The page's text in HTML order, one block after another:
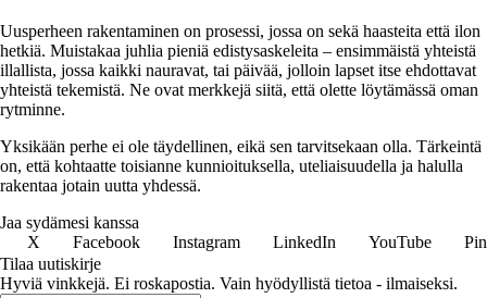
Uusperheen rakentaminen on prosessi, jossa on sekä haasteita että ilon
hetkiä. Muistakaa juhlia pieniä edistysaskeleita – ensimmäistä yhteistä
illallista, jossa kaikki nauravat, tai päivää, jolloin lapset itse ehdottavat
yhteistä tekemistä. Ne ovat merkkejä siitä, että olette löytämässä oman
rytminne.
Yksikään perhe ei ole täydellinen, eikä sen tarvitsekaan olla. Tärkeintä
on, että kohtaatte toisianne kunnioituksella, uteliaisuudella ja halulla
rakentaa jotain uutta yhdessä.
Jaa sydämesi kanssa
X
Facebook Instagram LinkedIn YouTube
Tilaa uutiskirje
Hyviä vinkkejä. Ei roskapostia. Vain hyödyllistä tietoa - ilmaiseksi.